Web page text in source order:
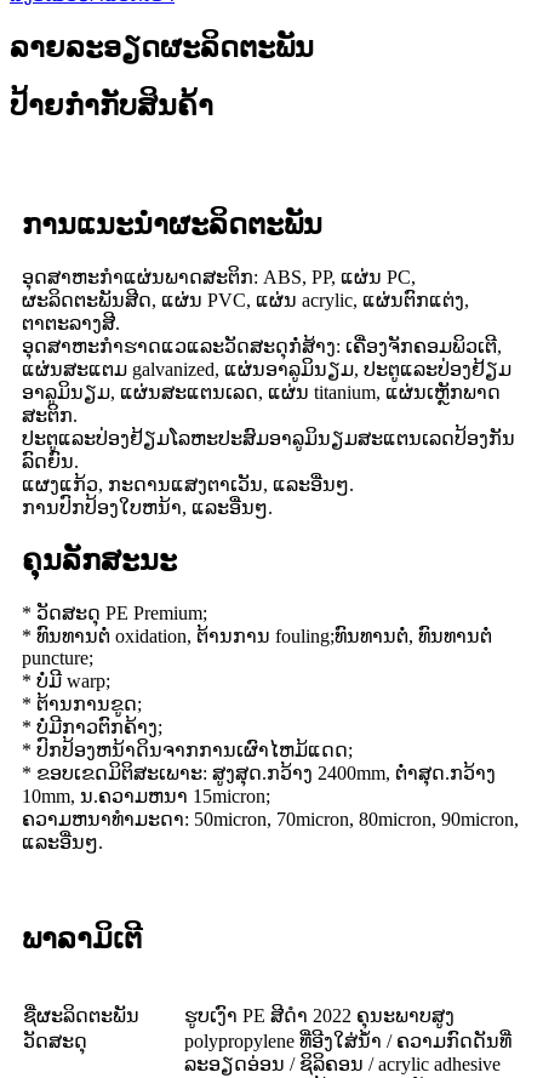
ລາຍລະອຽດຜະລິດຕະພັນ
ປ້າຍກຳກັບສິນຄ້າ
ການແນະນໍາຜະລິດຕະພັນ
ອຸດສາຫະກໍາແຜ່ນພາດສະຕິກ: ABS, PP, ແຜ່ນ PC,
ຜະລິດຕະພັນສີດ, ແຜ່ນ PVC, ແຜ່ນ acrylic, ແຜ່ນຕົກແຕ່ງ,
ຕາຕະລາງສີ.
ອຸດສາຫະກໍາຮາດແວແລະວັດສະດຸກໍ່ສ້າງ: ເຄື່ອງຈັກຄອມພິວເຕີ,
ແຜ່ນສະແຕມ galvanized, ແຜ່ນອາລູມິນຽມ, ປະຕູແລະປ່ອງຢ້ຽມ
ອາລູມິນຽມ, ແຜ່ນສະແຕນເລດ, ແຜ່ນ titanium, ແຜ່ນເຫຼັກພາດ
ສະຕິກ.
ປະຕູແລະປ່ອງຢ້ຽມໂລຫະປະສົມອາລູມິນຽມສະແຕນເລດປ້ອງກັນ
ລົດຍົນ.
ແຜງແກ້ວ, ກະດານແສງຕາເວັນ, ແລະອື່ນໆ.
ການປົກປ້ອງໃບຫນ້າ, ແລະອື່ນໆ.
ຄຸນ​ລັກ​ສະ​ນະ
* ວັດສະດຸ PE Premium;
* ທົນທານຕໍ່ oxidation, ຕ້ານການ fouling;ທົນທານຕໍ່, ທົນທານຕໍ່
puncture;
* ບໍ່ມີ warp;
* ຕ້ານການຂູດ;
* ບໍ່ມີກາວຕົກຄ້າງ;
* ປົກປ້ອງຫນ້າດິນຈາກການເຜົາໄຫມ້ແດດ;
* ຂອບເຂດມິຕິສະເພາະ: ສູງສຸດ.ກວ້າງ 2400mm, ຕ່ໍາສຸດ.ກວ້າງ
10mm, ນ.ຄວາມຫນາ 15micron;
ຄວາມຫນາທໍາມະດາ: 50micron, 70micron, 80micron, 90micron,
ແລະອື່ນໆ.
ພາລາມິເຕີ
ຊື່​ຜະ​ລິດ​ຕະ​ພັນ
ຮູບເງົາ PE ສີດໍາ 2022 ຄຸນະພາບສູງ
ວັດສະດຸ
polypropylene ທີ່ອີງໃສ່ນ້ໍາ / ຄວາມກົດດັນທີ່
ລະອຽດອ່ອນ / ຊິລິຄອນ / acrylic adhesive